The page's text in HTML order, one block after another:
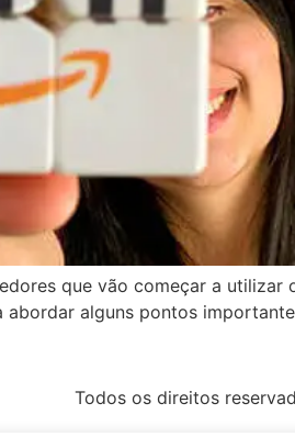
que vão começar a utilizar
abordar alguns pontos
Todos os direitos